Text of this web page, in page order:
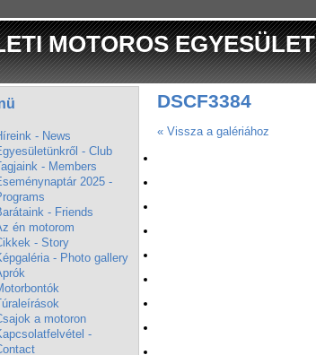
MOTOROS EGYESÜLET
- News
- Club
- Members
2025 -
- Friends
én motorom
- Story
- Photo gallery
a motoron
-
DSCF3384
« Vissza a galériához